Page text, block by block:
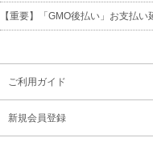
【重要】「GMO後払い」お支払
ご利用ガイド
新規会員登録